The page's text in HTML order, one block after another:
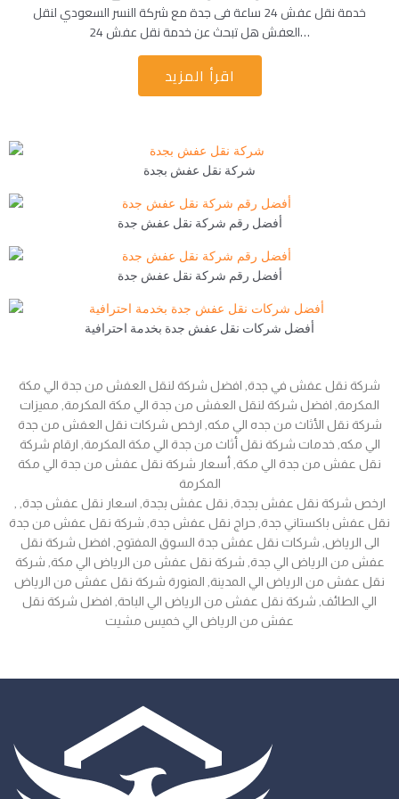
خدمة نقل عفش 24 ساعة فى جدة مع شركة النسر السعودي لنقل
العفش هل تبحث عن خدمة نقل عفش 24…
اقرأ المزيد
شركة نقل عفش بجدة
أفضل رقم شركة نقل عفش جدة
أفضل رقم شركة نقل عفش جدة
أفضل شركات نقل عفش جدة بخدمة احترافية
شركة نقل عفش في جدة, افضل شركة لنقل العفش من جدة الي مكة
المكرمة, افضل شركة لنقل العفش من جدة الي مكة المكرمة, مميزات
شركة نقل الأثاث من جده الي مكه, ارخص شركات نقل العفش من جدة
الي مكه, خدمات شركة نقل أثاث من جدة الي مكة المكرمة, ارقام شركة
نقل عفش من جدة الي مكة, أسعار شركة نقل عفش من جدة الي مكة
المكرمة
نقل عفش باكستاني جدة, حراج نقل عفش جدة, شركة نقل عفش من جدة
الى الرياض, شركات نقل عفش جدة السوق المفتوح, افضل شركة نقل
عفش من الرياض الي جدة, شركة نقل عفش من الرياض الي مكة, شركة
نقل عفش من الرياض الي المدينة, المنورة شركة نقل عفش من الرياض
الي الطائف, شركة نقل عفش من الرياض الي الباحة, افضل شركة نقل
عفش من الرياض الي خميس مشيت